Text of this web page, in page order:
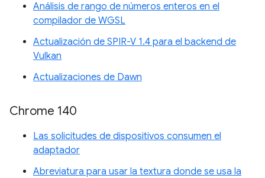
Análisis de rango de números enteros en el
compilador de WGSL
Actualización de SPIR-V 1.4 para el backend de
Vulkan
Actualizaciones de Dawn
Chrome 140
Las solicitudes de dispositivos consumen el
adaptador
Abreviatura para usar la textura donde se usa la